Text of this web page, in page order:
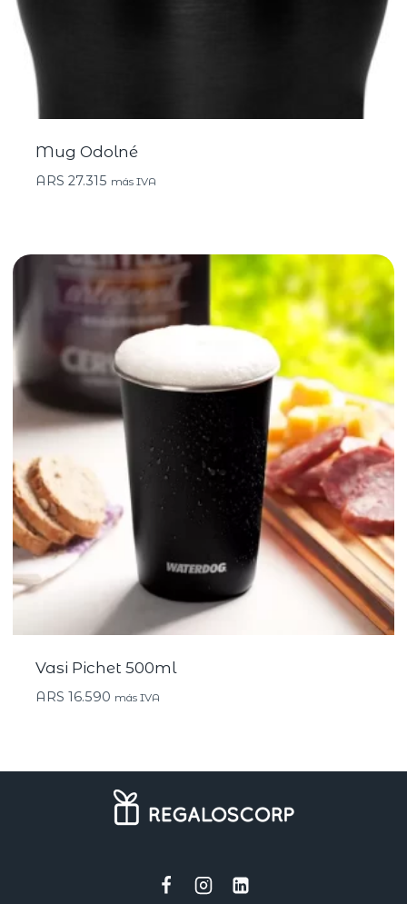
Mug Odolné
ARS 27.315 más IVA
Vasi Pichet 500ml
ARS 16.590 más IVA